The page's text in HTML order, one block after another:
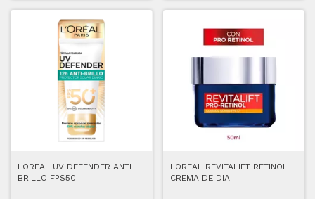
LOREAL UV DEFENDER ANTI-
BRILLO FPS50
LOREAL REVITALIFT RETINOL
CREMA DE DIA